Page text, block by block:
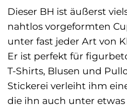
Dieser BH ist äußerst
nahtlos vorgeformten
unter fast jeder Art von
Er ist perfekt für
T-Shirts, Blusen und
Stickerei verleiht ihm
die ihn auch unter